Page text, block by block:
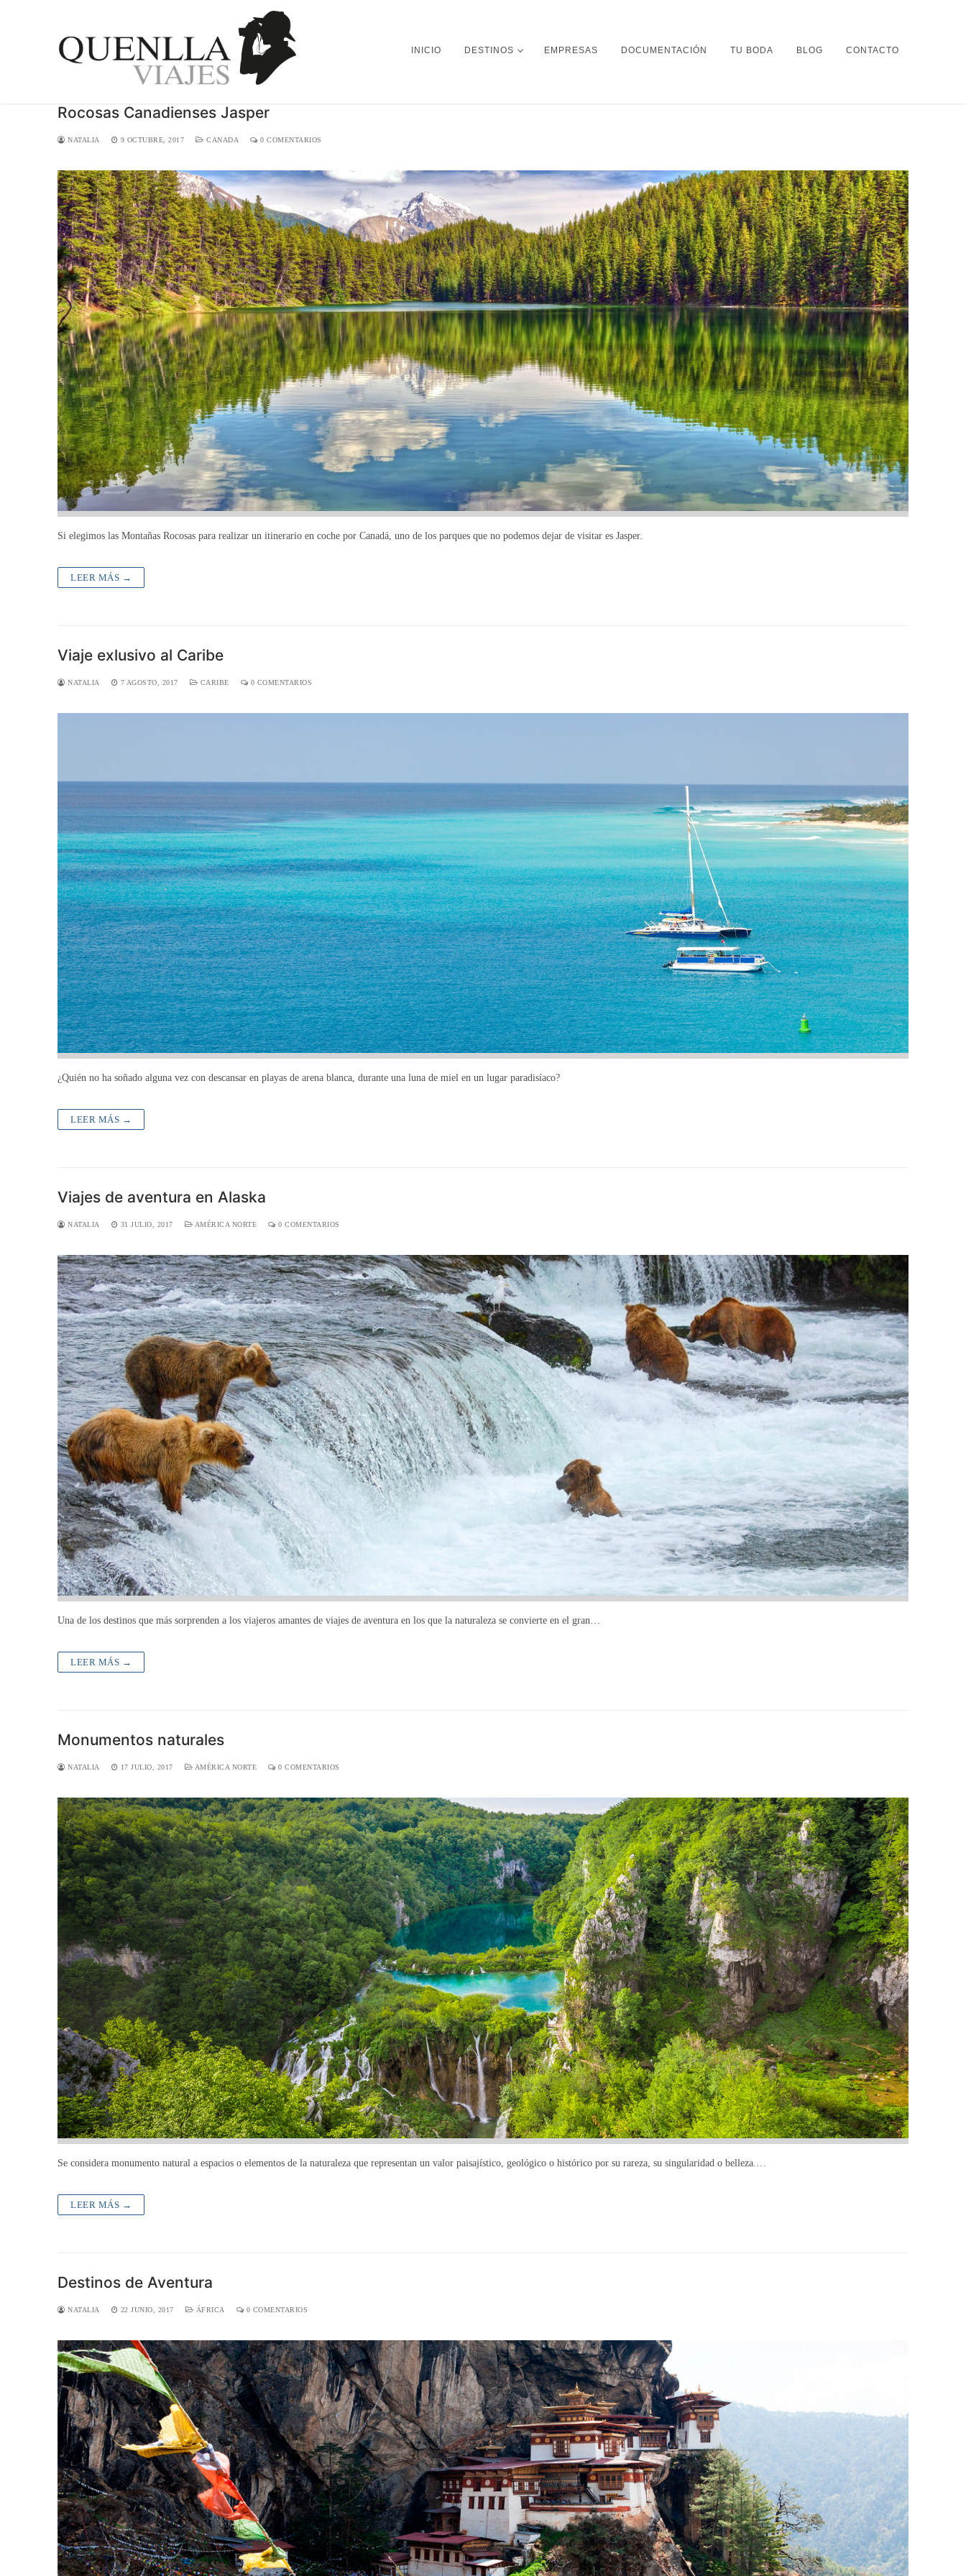
INICIO DESTINOS EMPRESAS DOCUMENTACIÓN TU BODA BLOG CONTACTO
Rocosas Canadienses Jasper
NATALIA 9 OCTUBRE, 2017 CANADA 0 COMENTARIOS
Si elegimos las Montañas Rocosas para realizar un itinerario en coche por Canadá, uno de los parques que no podemos dejar de visitar es Jasper.
LEER MÁS →
Viaje exlusivo al Caribe
NATALIA 7 AGOSTO, 2017 CARIBE 0 COMENTARIOS
¿Quién no ha soñado alguna vez con descansar en playas de arena blanca, durante una luna de miel en un lugar paradisíaco?
LEER MÁS →
Viajes de aventura en Alaska
NATALIA 31 JULIO, 2017 AMÉRICA NORTE 0 COMENTARIOS
Una de los destinos que más sorprenden a los viajeros amantes de viajes de aventura en los que la naturaleza se convierte en el gran…
LEER MÁS →
Monumentos naturales
NATALIA 17 JULIO, 2017 AMÉRICA NORTE 0 COMENTARIOS
Se considera monumento natural a espacios o elementos de la naturaleza que representan un valor paisajístico, geológico o histórico por su rareza, su singularidad o belleza.…
LEER MÁS →
Destinos de Aventura
NATALIA 22 JUNIO, 2017 ÁFRICA 0 COMENTARIOS